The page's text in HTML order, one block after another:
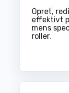
Opret,
effektivt
mens
roller.